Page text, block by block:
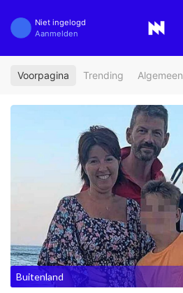
Niet ingelogd
Aanmelden
Voorpagina Trending Algemeen
Buitenland